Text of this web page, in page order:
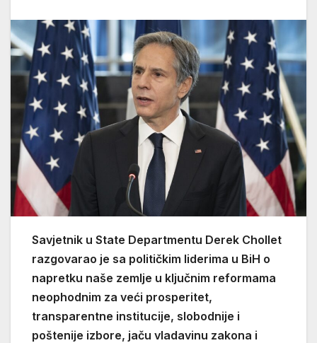
Savjetnik u State Departmentu Derek Chollet
razgovarao je sa političkim liderima u BiH o
napretku naše zemlje u ključnim reformama
neophodnim za veći prosperitet,
transparentne institucije, slobodnije i
poštenije izbore, jaču vladavinu zakona i